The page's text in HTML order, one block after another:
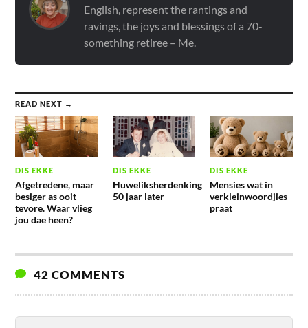
English, represent the rantings and
ravings, the joys and blessings of a 70-
something retiree – Me.
READ NEXT →
DIS EKKE
Afgetredene, maar
besiger as ooit
tevore. Waar vlieg
jou dae heen?
DIS EKKE
Huweliksherdenking
50 jaar later
DIS EKKE
Mensies wat in
verkleinwoordjies
praat
42 COMMENTS